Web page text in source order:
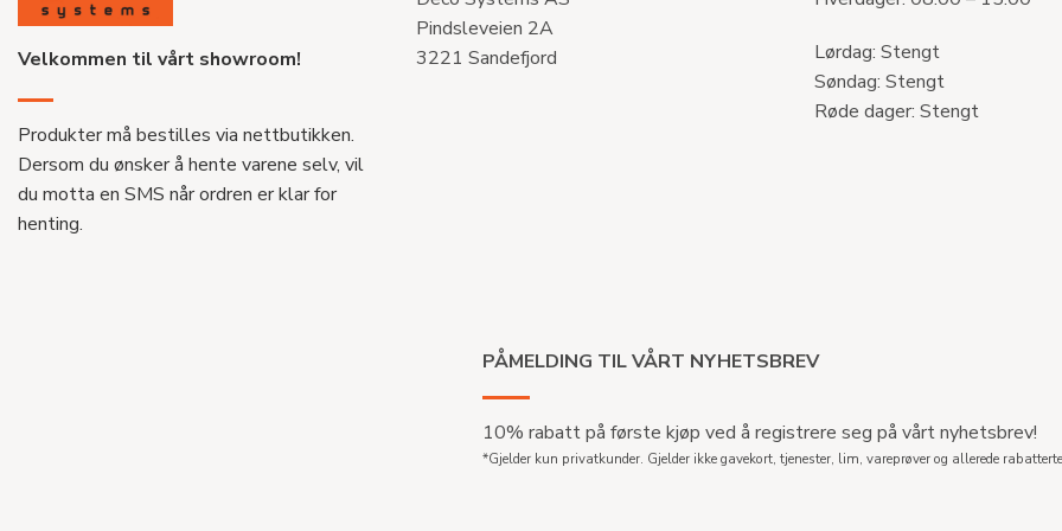
Velkommen til vårt showroom!
Produkter må bestilles via nettbutikken.
Dersom du ønsker å hente varene selv, vil
du motta en SMS når ordren er klar for
henting.
Pindsleveien 2A
3221 Sandefjord
Lørdag: Stengt
Søndag: Stengt
Røde dager: Stengt
PÅMELDING TIL VÅRT NYHETSBREV
10% rabatt på første kjøp ved å registrere seg på vårt nyhetsbrev!
*Gjelder kun privatkunder. Gjelder ikke gavekort, tjenester, lim, vareprøver og allerede